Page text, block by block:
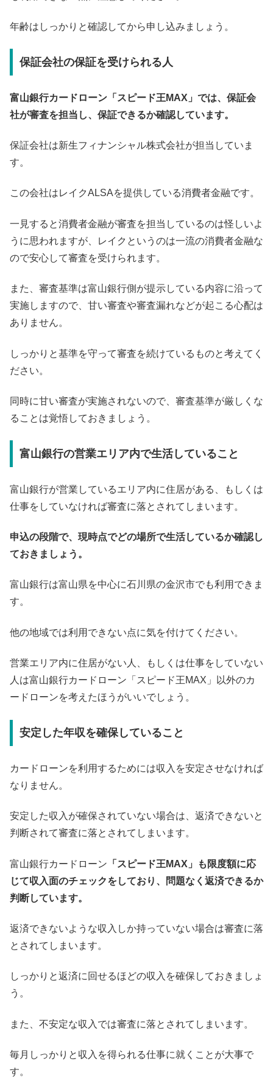
年齢はしっかりと確認してから申し込みましょう。
保証会社の保証を受けられる人
富山銀行カードローン「スピード王MAX」では、保証会
社が審査を担当し、保証できるか確認しています。
保証会社は新生フィナンシャル株式会社が担当していま
す。
この会社はレイクALSAを提供している消費者金融です。
一見すると消費者金融が審査を担当しているのは怪しいよ
うに思われますが、レイクというのは一流の消費者金融な
ので安心して審査を受けられます。
また、審査基準は富山銀行側が提示している内容に沿って
実施しますので、甘い審査や審査漏れなどが起こる心配は
ありません。
しっかりと基準を守って審査を続けているものと考えてく
ださい。
同時に甘い審査が実施されないので、審査基準が厳しくな
ることは覚悟しておきましょう。
富山銀行の営業エリア内で生活していること
富山銀行が営業しているエリア内に住居がある、もしくは
仕事をしていなければ審査に落とされてしまいます。
申込の段階で、現時点でどの場所で生活しているか確認し
ておきましょう。
富山銀行は富山県を中心に石川県の金沢市でも利用できま
す。
他の地域では利用できない点に気を付けてください。
営業エリア内に住居がない人、もしくは仕事をしていない
人は富山銀行カードローン「スピード王MAX」以外のカ
ードローンを考えたほうがいいでしょう。
安定した年収を確保していること
カードローンを利用するためには収入を安定させなければ
なりません。
安定した収入が確保されていない場合は、返済できないと
判断されて審査に落とされてしまいます。
富山銀行カードローン 「スピード王MAX」も限度額に応
じて収入面のチェックをしており、問題なく返済できるか
判断しています。
返済できないような収入しか持っていない場合は審査に落
とされてしまいます。
しっかりと返済に回せるほどの収入を確保しておきましょ
う。
また、不安定な収入では審査に落とされてしまいます。
毎月しっかりと収入を得られる仕事に就くことが大事で
す。